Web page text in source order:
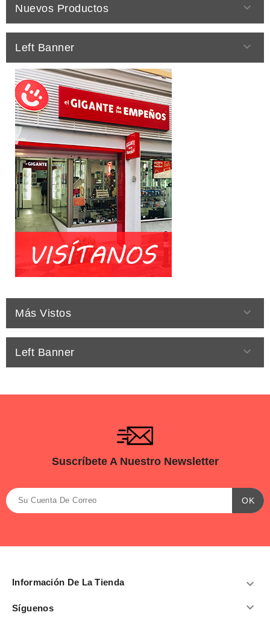
Nuevos Productos 
Left Banner 
Más Vistos 
Left Banner 
Suscríbete A Nuestro Newsletter
Información De La Tienda 
Síguenos 